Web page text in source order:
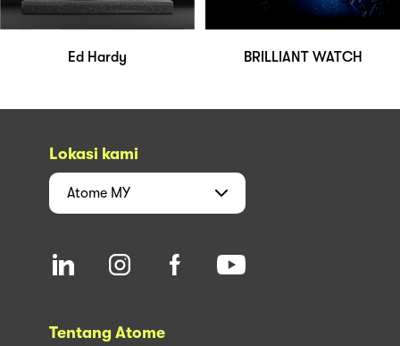
Ed Hardy BRILLIANT WATCH
Lokasi kami
Atome MY
Tentang Atome